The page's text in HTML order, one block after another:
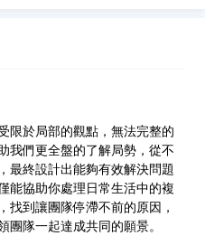
一起達成共同的願景。
限於局部的觀點，無法完整的
我們更全盤的了解局勢，從不
最終設計出能夠有效解決問題
能協助你處理日常生活中的複
找到讓團隊停滯不前的原因，
隊一起達成共同的願景。